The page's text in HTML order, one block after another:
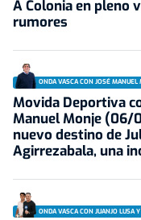
A Colonia en pleno
rumores
ONDA VASCA CON JOSÉ MANUEL
Movida Deportiva
Manuel Monje (06/
nuevo destino de
Agirrezabala, una
ONDA VASCA CON JUANJO LUSA